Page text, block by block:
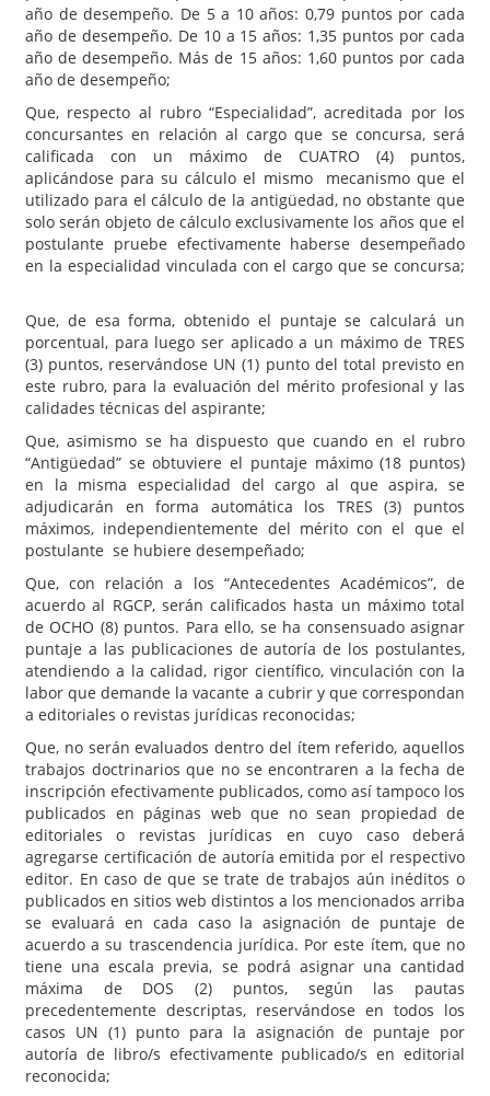
año de desempeño. De 5 a 10 años: 0,79 puntos por cada
año de desempeño. De 10 a 15 años: 1,35 puntos por cada
año de desempeño. Más de 15 años: 1,60 puntos por cada
año de desempeño;
Que, respecto al rubro “Especialidad”, acreditada por los
concursantes en relación al cargo que se concursa, será
calificada con un máximo de CUATRO (4) puntos,
aplicándose para su cálculo el mismo mecanismo que el
utilizado para el cálculo de la antigüedad, no obstante que
solo serán objeto de cálculo exclusivamente los años que el
postulante pruebe efectivamente haberse desempeñado
en la especialidad vinculada con el cargo que se concursa;
Que, de esa forma, obtenido el puntaje se calculará un
porcentual, para luego ser aplicado a un máximo de TRES
(3) puntos, reservándose UN (1) punto del total previsto en
este rubro, para la evaluación del mérito profesional y las
calidades técnicas del aspirante;
Que, asimismo se ha dispuesto que cuando en el rubro
“Antigüedad” se obtuviere el puntaje máximo (18 puntos)
en la misma especialidad del cargo al que aspira, se
adjudicarán en forma automática los TRES (3) puntos
máximos, independientemente del mérito con el que el
postulante se hubiere desempeñado;
Que, con relación a los “Antecedentes Académicos”, de
acuerdo al RGCP, serán calificados hasta un máximo total
de OCHO (8) puntos. Para ello, se ha consensuado asignar
puntaje a las publicaciones de autoría de los postulantes,
atendiendo a la calidad, rigor científico, vinculación con la
labor que demande la vacante a cubrir y que correspondan
a editoriales o revistas jurídicas reconocidas;
Que, no serán evaluados dentro del ítem referido, aquellos
trabajos doctrinarios que no se encontraren a la fecha de
inscripción efectivamente publicados, como así tampoco los
publicados en páginas web que no sean propiedad de
editoriales o revistas jurídicas en cuyo caso deberá
agregarse certificación de autoría emitida por el respectivo
editor. En caso de que se trate de trabajos aún inéditos o
publicados en sitios web distintos a los mencionados arriba
se evaluará en cada caso la asignación de puntaje de
acuerdo a su trascendencia jurídica. Por este ítem, que no
tiene una escala previa, se podrá asignar una cantidad
máxima de DOS (2) puntos, según las pautas
precedentemente descriptas, reservándose en todos los
casos UN (1) punto para la asignación de puntaje por
autoría de libro/s efectivamente publicado/s en editorial
reconocida;